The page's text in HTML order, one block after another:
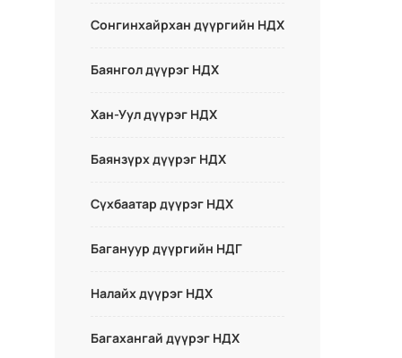
Сонгинхайрхан дүүргийн НДХ
Баянгол дүүрэг НДХ
Хан-Уул дүүрэг НДХ
Баянзүрх дүүрэг НДХ
Сүхбаатар дүүрэг НДХ
Багануур дүүргийн НДГ
Налайх дүүрэг НДХ
Багахангай дүүрэг НДХ